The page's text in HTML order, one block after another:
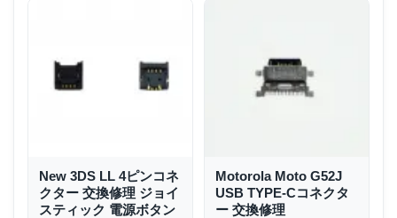
New 3DS LL 4ピンコネ
クター 交換修理 ジョイ
スティック 電源ボタン
Motorola Moto G52J
USB TYPE-Cコネクタ
ー 交換修理